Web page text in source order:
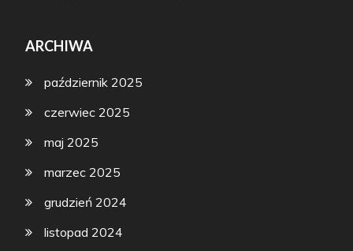
ARCHIWA
październik 2025
czerwiec 2025
maj 2025
marzec 2025
grudzień 2024
listopad 2024